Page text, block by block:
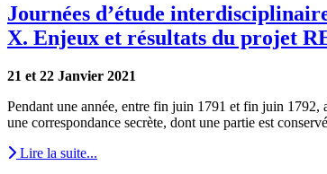
Journées d’étude
X. Enjeux et résultats du projet
21 et 22 Janvier 2021
Pendant une année, entre fin juin 1791 et fin juin 1792,
une correspondance secrète, dont une partie est
Lire la suite...